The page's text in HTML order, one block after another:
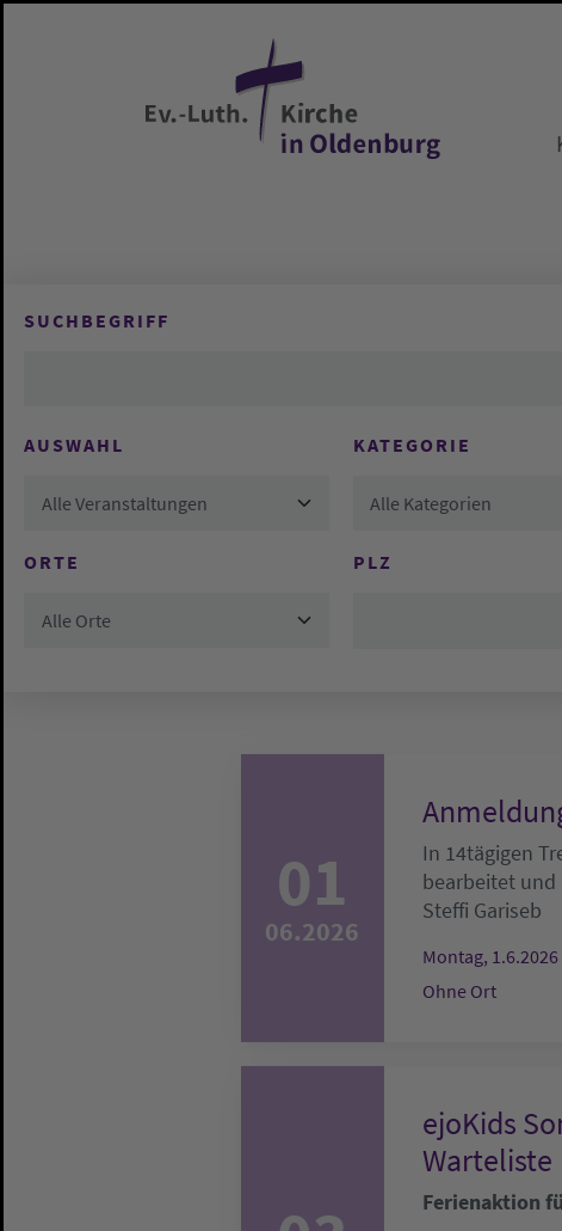
SUCHBEGRIFF
AUSWAHL
Alle Veranstaltungen
KATEGORIE
Alle Kategorien
ORTE
Alle Orte
PLZ
01
06.2026
In 14tägigen
bearbeitet
Steffi Gariseb
Montag,
Ohne Ort
ejoKids
Warteliste
Ferienaktion